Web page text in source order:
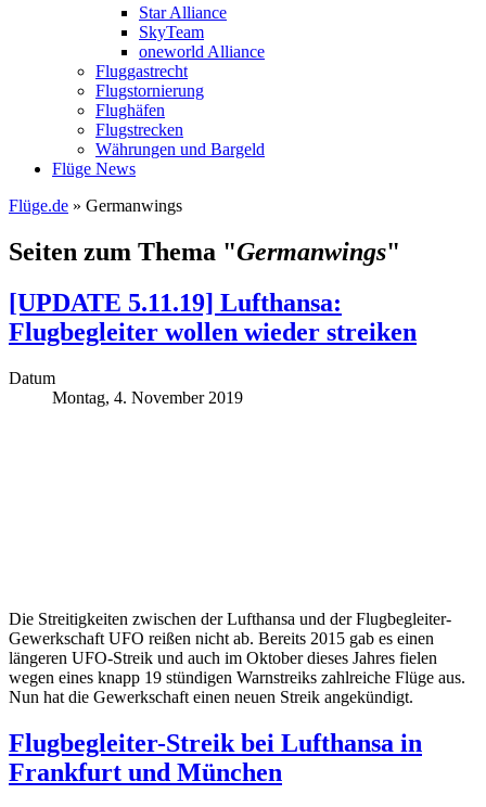
Star Alliance
SkyTeam
oneworld Alliance
Fluggastrecht
Flugstornierung
Flughäfen
Flugstrecken
Währungen und Bargeld
Flüge News
Flüge.de » Germanwings
Seiten zum Thema "Germanwings"
[UPDATE 5.11.19] Lufthansa:
Flugbegleiter wollen wieder streiken
Datum
Montag, 4. November 2019
Die Streitigkeiten zwischen der Lufthansa und der Flugbegleiter-
Gewerkschaft UFO reißen nicht ab. Bereits 2015 gab es einen
längeren UFO-Streik und auch im Oktober dieses Jahres fielen
wegen eines knapp 19 stündigen Warnstreiks zahlreiche Flüge aus.
Nun hat die Gewerkschaft einen neuen Streik angekündigt.
Flugbegleiter-Streik bei Lufthansa in
Frankfurt und München